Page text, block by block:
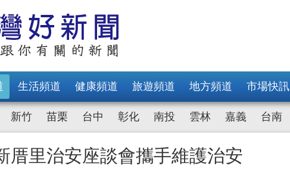
生活頻道 健康頻道 旅遊頻道 地方頻道 市場快訊
新竹 苗栗 台中 彰化 南投 雲林 嘉義 台南
里治安座談會攜手維護治安